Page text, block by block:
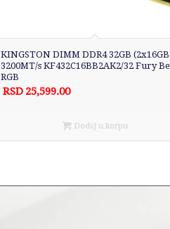
KINGSTON DIMM DDR4 32GB
3200MT/s KF432C16BB2AK2/32 Fury
RGB
RSD 25,599.00
Dodaj u korpu